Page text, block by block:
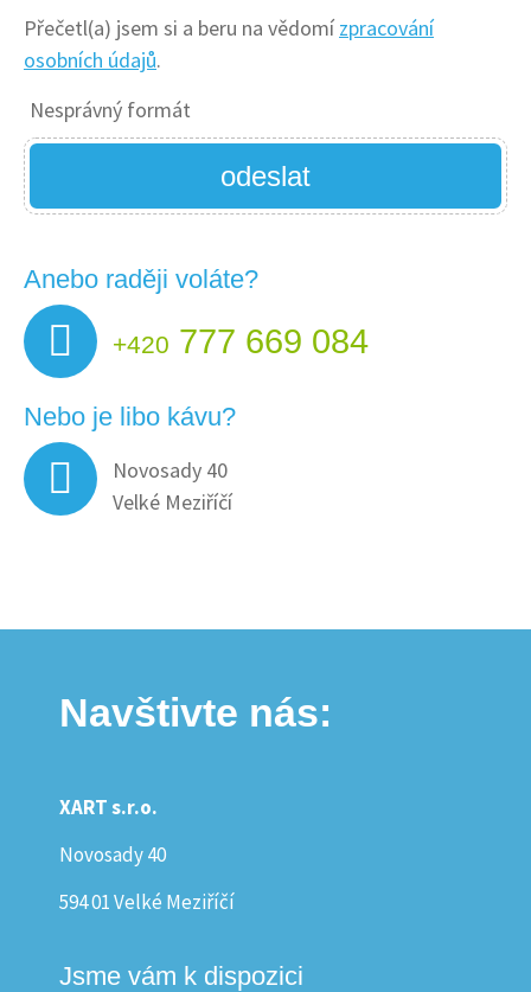
Přečetl(a) jsem si a beru na vědomí zpracování
osobních údajů.
Nesprávný formát
odeslat
Anebo raději voláte?
+420 777 669 084
Nebo je libo kávu?
Novosady 40
Velké Meziříčí
Navštivte nás:
XART s.r.o.
Novosady 40
594 01 Velké Meziříčí
Jsme vám k dispozici